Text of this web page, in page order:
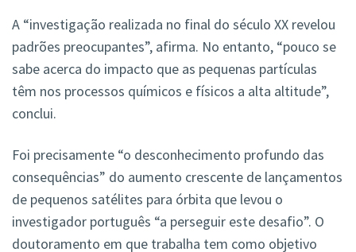
A “investigação realizada no final do século XX revelou
padrões preocupantes”, afirma. No entanto, “pouco se
sabe acerca do impacto que as pequenas partículas
têm nos processos químicos e físicos a alta altitude”,
conclui.
Foi precisamente “o desconhecimento profundo das
consequências” do aumento crescente de lançamentos
de pequenos satélites para órbita que levou o
investigador português “a perseguir este desafio”. O
doutoramento em que trabalha tem como objetivo